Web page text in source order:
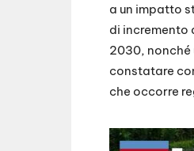
a un impatto
di incremento
2030, nonché
constatare
che occorre